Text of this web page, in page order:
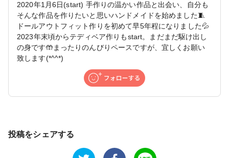
2020年1月6日(start) 手作りの温かい作品と出会い、自分も
そんな作品を作りたいと思いハンドメイドを始めました🧵
ドールアウトフィット作りを初めて早5年程になりました💦
2023年末頃からテディベア作りもstart。まだまだ駆け出し
の身です🤲まったりのんびりペースですが、宜しくお願い
致します(*^^*)
投稿をシェアする